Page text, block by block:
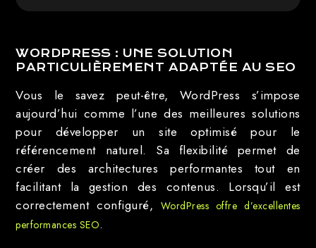
WORDPRESS : UNE SOLUTION
PARTICULIÈREMENT ADAPTÉE AU SEO
Vous le savez peut-être, WordPress s’impose
aujourd’hui comme l’une des meilleures solutions
pour développer un site optimisé pour le
référencement naturel. Sa flexibilité permet de
créer des architectures performantes tout en
facilitant la gestion des contenus. Lorsqu’il est
correctement configuré, WordPress offre d’excellentes
performances SEO.